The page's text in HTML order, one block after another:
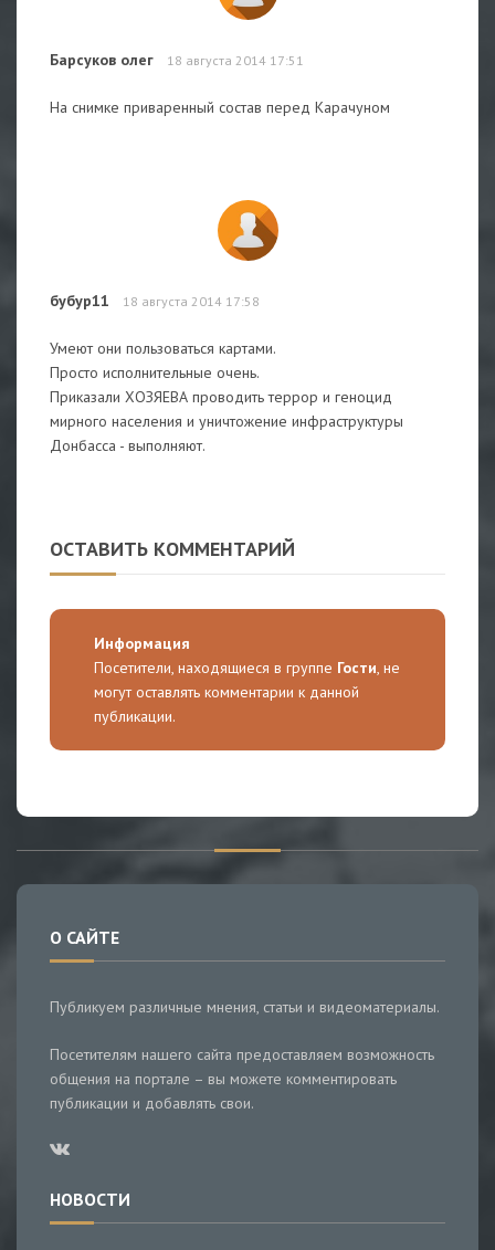
Барсуков олег 18 августа 2014 17:51
На снимке приваренный состав перед Карачуном
бубур11 18 августа 2014 17:58
Умеют они пользоваться картами.
Просто исполнительные очень.
Приказали ХОЗЯЕВА проводить террор и геноцид
мирного населения и уничтожение инфраструктуры
Донбасса - выполняют.
ОСТАВИТЬ КОММЕНТАРИЙ
Информация
Посетители, находящиеся в группе Гости , не
могут оставлять комментарии к данной
публикации.
О САЙТЕ
Публикуем различные мнения, статьи и видеоматериалы.
Посетителям нашего сайта предоставляем возможность
общения на портале – вы можете комментировать
публикации и добавлять свои.
НОВОСТИ